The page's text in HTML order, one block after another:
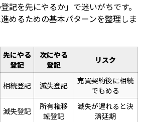
記を先にやるか」で迷いがちです。
めるための基本パターンを整理しま
先にやる
登記
次にやる
登記
リスク
相続登記 滅失登記
売買契約後に相続
でもめる
滅失登記
所有権移
転登記
滅失が遅れると決
済延期